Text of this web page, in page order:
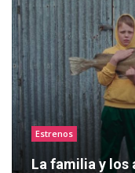
Estrenos
La familia y los